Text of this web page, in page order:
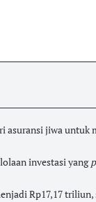
asuransi jiwa untuk
investasi yang
Rp17,17